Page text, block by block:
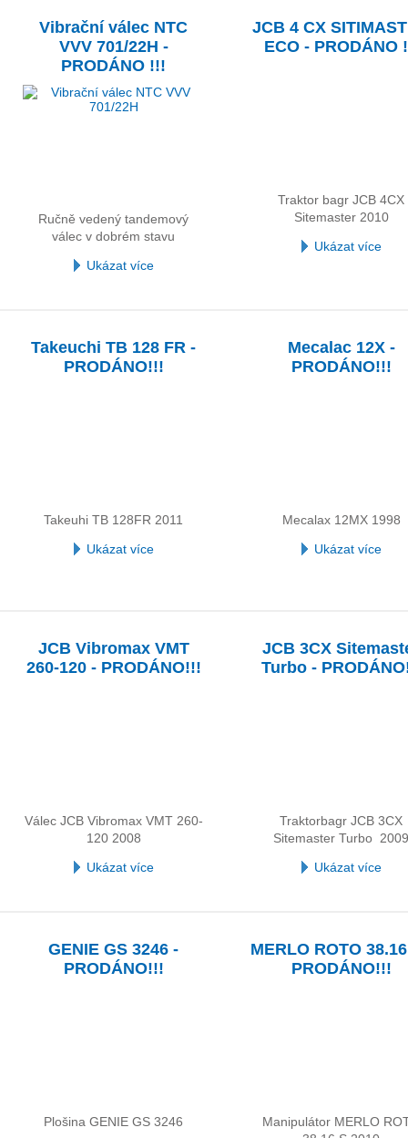
Vibrační válec NTC
VVV 701/22H -
PRODÁNO !!!
Ručně vedený tandemový
válec v dobrém stavu
Ukázat více
JCB 4 CX
ECO - PRODÁNO
Traktor bagr JCB 4CX
Sitemaster 2010
Ukázat více
Takeuchi TB 128 FR -
PRODÁNO!!!
Takeuhi TB 128FR 2011
Ukázat více
Mecalac 12X -
PRODÁNO!!!
Mecalax 12MX 1998
Ukázat více
JCB Vibromax VMT
260-120 - PRODÁNO!!!
Válec JCB Vibromax VMT 260-
120 2008
Ukázat více
JCB 3CX
Turbo -
Traktorbagr JCB 3CX
Sitemaster Turbo
Ukázat více
GENIE GS 3246 -
PRODÁNO!!!
Plošina GENIE GS 3246
MERLO ROTO
PRODÁNO!!!
Manipulátor MERLO